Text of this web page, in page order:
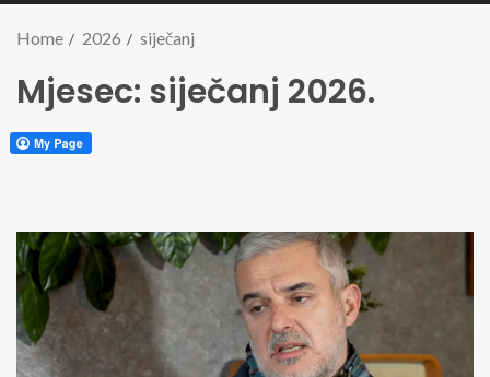
Home 2026 siječanj
Mjesec: siječanj 2026.